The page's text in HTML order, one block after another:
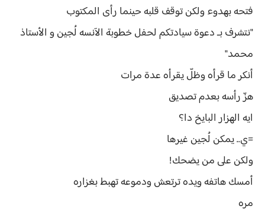
فتحه بهدوء ولكن توقف قلبه حينما رأى المكتوب
"نتشرف بـ دعوة سيادتكم لحفل خطوبة الآنسه لُجين و الأستاذ
محمد"
أنكر ما قرأه وظلّ يقرأه عدة مرات
هزّ رأسه بعدم تصديق
ايه الهزار البايخ دا؟
=ي.. يمكن لُجين غيرها
ولكن على من يضحك!
أمسك هاتفه ويده ترتعش ودموعه تهبط بغزاره
مره